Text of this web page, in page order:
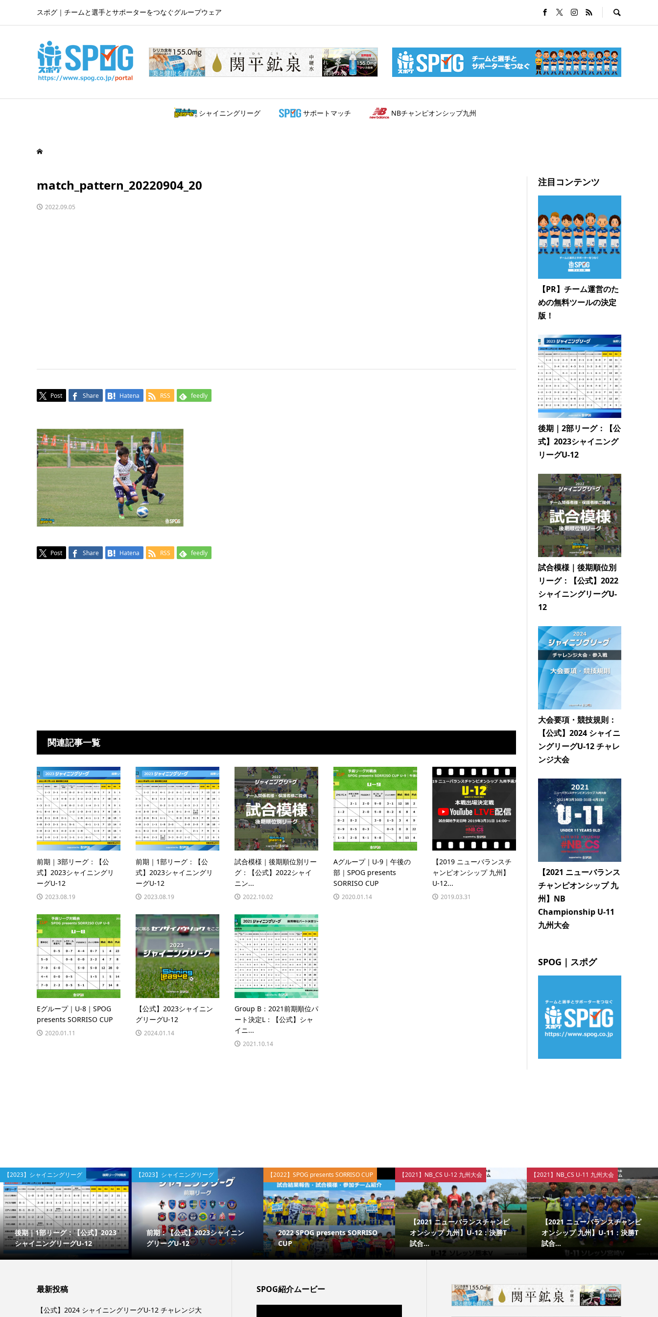
スポグ｜チームと選手とサポーターをつなぐグループウェア
シャイニングリーグ サポートマッチ NBチャンピオンシップ九州
match_pattern_20220904_20
2022.09.05
Post Share Hatena RSS feedly
Post Share Hatena RSS feedly
関連記事一覧
前期｜3部リーグ：【公
式】2023シャイニングリ
ーグU-12
2023.08.19
前期｜1部リーグ：【公
式】2023シャイニングリ
ーグU-12
2023.08.19
試合模様｜後期順位別リー
グ：【公式】2022シャイ
ニン...
2022.10.02
Aグループ｜U-9｜午後の
部｜SPOG presents
SORRISO CUP
2020.01.14
【2019 ニューバランスチ
ャンピオンシップ 九州】
U-12...
2019.03.31
Eグループ｜U-8｜SPOG
presents SORRISO CUP
2020.01.11
【公式】2023シャイニン
グリーグU-12
2024.01.14
Group B：2021前期順位パ
ート決定L：【公式】シャ
イニ...
2021.10.14
注目コンテンツ
【PR】チーム運営のた
めの無料ツールの決定
版！
後期｜2部リーグ：【公
式】2023シャイニング
リーグU-12
試合模様｜後期順位別
リーグ：【公式】2022
シャイニングリーグU-
12
大会要項・競技規則：
【公式】2024 シャイニ
ングリーグU-12 チャレ
ンジ大会
【2021 ニューバランス
チャンピオンシップ 九
州】NB
Championship U-11
九州大会
SPOG｜スポグ
【2023】シャイニングリーグ
後期｜1部リーグ：【公式】2023
シャイニングリーグU-12
【2023】シャイニングリーグ
前期：【公式】2023シャイニン
グリーグU-12
【2022】SPOG presents SORRISO CUP
2022 SPOG presents SORRISO
CUP
【2021】NB_CS U-12 九州大会
【2021 ニューバランスチャンピ
オンシップ 九州】U-12：決勝T
試合...
【2021】NB_CS U-11 九州大会
【2021 ニューバランスチャンピ
オンシップ 九州】U-11：決勝T
試合...
最新投稿
【公式】2024 シャイニングリーグU-12 チャレンジ大
SPOG紹介ムービー